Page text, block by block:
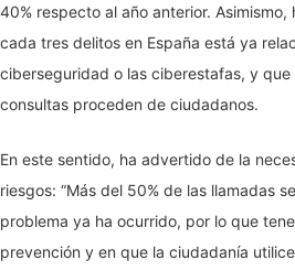
40% respecto al año anterior.
cada tres delitos en España está ya
ciberseguridad o las ciberestafas, y
consultas proceden de ciudadanos.
En este sentido, ha advertido de la
riesgos: “Más del 50% de las llamadas
problema ya ha ocurrido, por lo que
prevención y en que la ciudadanía